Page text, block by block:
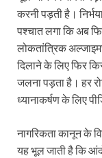
करनी पड़ती है।
पश्चात लगा कि अब
लोकतांत्रिक
दिलाने के लिए फिर
जलना पड़ता है। हर
ध्यानाकर्षण के लिए
नागरिकता कानून के
यह भूल जाती है कि